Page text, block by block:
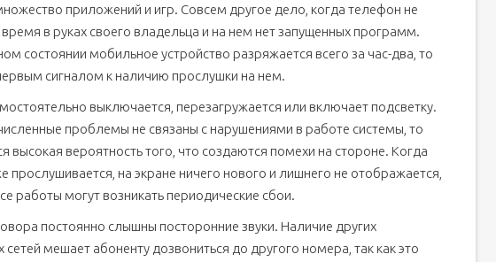
вызова на ожидании
КОТОРЫЕ ВЫ ОБЯЗАНЫ ЗНАТЬ О СВОЕМ СОТОВОМ ТЕЛЕФОНЕ
приложений и игр. Совсем другое дело, когда телефон не
время в руках своего владельца и на нем нет запущенных программ.
состоянии мобильное устройство разряжается всего за час-два, то
сигналом к наличию прослушки на нем.
выключается, перезагружается или включает подсветку.
проблемы не связаны с нарушениями в работе системы, то
высокая вероятность того, что создаются помехи на стороне. Когда
прослушивается, на экране ничего нового и лишнего не отображается,
работы могут возникать периодические сбои.
постоянно слышны посторонние звуки. Наличие других
мешает абоненту дозвониться до другого номера, так как это